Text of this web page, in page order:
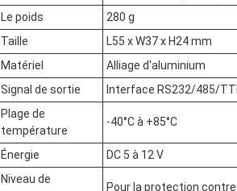
Le poids
280 g
Taille
L55 x W37 x H24 mm
Matériel
Alliage d'aluminium
Signal de sortie
Interface RS232/485/
Plage de
température
-40°C à +85°C
Énergie
DC 5 à 12 V
Niveau de
Pour la protection